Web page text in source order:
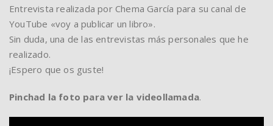
Entrevista realizada por Chema García para su canal de
YouTube «voy a publicar un libro».
Sin duda, una de las entrevistas más personales que he
realizado.
¡Espero que os guste!
Pinchad la foto para ver la videollamada.